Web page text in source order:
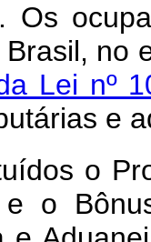
Os
no
Lei nº
e
o
o